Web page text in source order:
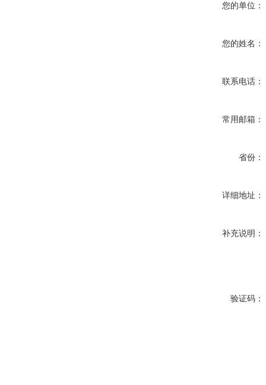
您的单位：
您的姓名：
联系电话：
常用邮箱：
省份：
详细地址：
补充说明：
验证码：